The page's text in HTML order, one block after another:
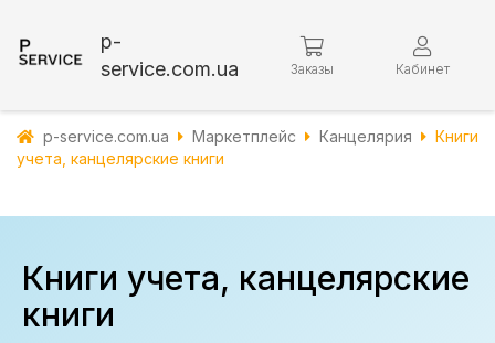
p-
service.com.ua
Заказы Кабинет
p-service.com.ua Маркетплейс Канцелярия
Книги
учета, канцелярские книги
Книги учета, канцелярские
книги